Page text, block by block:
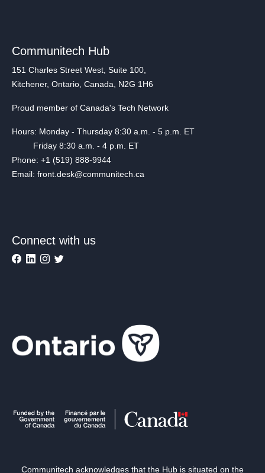
Communitech Hub
151 Charles Street West, Suite 100,
Kitchener, Ontario, Canada, N2G 1H6
Proud member of Canada's Tech Network
Hours: Monday - Thursday 8:30 a.m. - 5 p.m. ET
Friday 8:30 a.m. - 4 p.m. ET
Phone: +1 (519) 888-9944
Email: front.desk@communitech.ca
Connect with us
Communitech acknowledges that the Hub is situated on the